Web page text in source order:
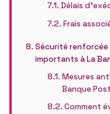
Délais
Frais
Sécurité renforcée
importants à La
Mesures
Banque
Comment